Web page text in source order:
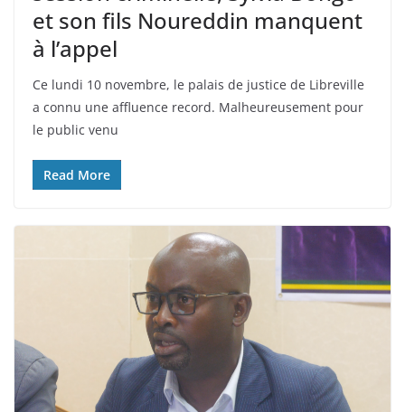
et son fils Noureddin manquent
à l’appel
Ce lundi 10 novembre, le palais de justice de Libreville
a connu une affluence record. Malheureusement pour
le public venu
Read More